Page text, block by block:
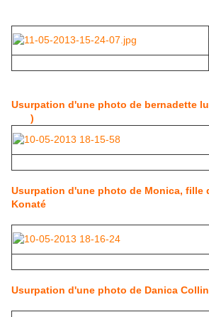
Usurpation d'une photo de bernadette
)
Usurpation d'une photo de Monica, fille
Konaté
Usurpation d'une photo de Danica